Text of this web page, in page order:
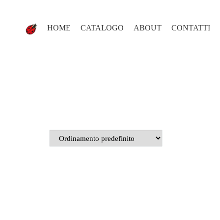
HOME CATALOGO ABOUT CONTATTI